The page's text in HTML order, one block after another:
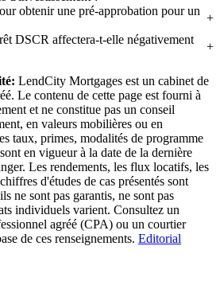
obtenir une pré-approbation pour un
DSCR affectera-t-elle négativement
LendCity Mortgages est un cabinet de
Le contenu de cette page est fourni à
et ne constitue pas un conseil
en valeurs mobilières ou en
taux, primes, modalités de programme
en vigueur à la date de la dernière
Les rendements, les flux locatifs, les
d'études de cas présentés sont
ne sont pas garantis, ne sont pas
individuels varient. Consultez un
agréé (CPA) ou un courtier
de ces renseignements. Editorial